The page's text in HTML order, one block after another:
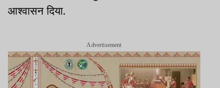
आश्वासन दिया.
Advertisement